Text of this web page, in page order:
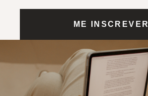
ME INSCREVER